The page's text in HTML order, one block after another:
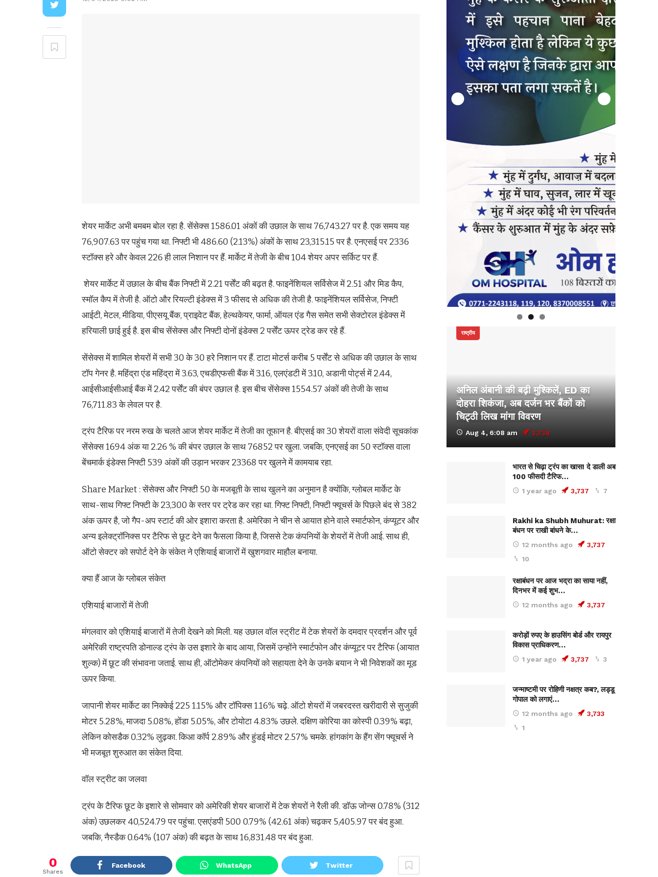
शेयर मार्केट अभी बमबम बोल रहा है. सेंसेक्स 1586.01 अंकों की उछाल के साथ 76,743.27 पर है. एक समय यह
76,907.63 पर पहुंच गया था. निफ्टी भी 486.60 (2.13%) अंकों के साथ 23,315.15 पर है. एनएसई पर 2336
स्टॉक्स हरे और केवल 226 ही लाल निशान पर हैं. मार्केट में तेजी के बीच 104 शेयर अपर सर्किट पर हैं.
शेयर मार्केट में उछाल के बीच बैंक निफ्टी में 2.21 पर्सेंट की बढ़त है. फाइनेंशियल सर्विसेज में 2.51 और मिड कैप,
स्मॉल कैप में तेजी है. ऑटो और रियल्टी इंडेक्स में 3 फीसद से अधिक की तेजी है. फाइनेंशियल सर्विसेज, निफ्टी
आईटी, मेटल, मीडिया, पीएसयू बैंक, प्राइवेट बैंक, हेल्थकेयर, फार्मा, ऑयल एंड गैस समेत सभी सेक्टोरल इंडेक्स में
हरियाली छाई हुई है. इस बीच सेंसेक्स और निफ्टी दोनों इंडेक्स 2 पर्सेंट ऊपर ट्रेड कर रहे हैं.
सेंसेक्स में शामिल शेयरों में सभी 30 के 30 हरे निशान पर हैं. टाटा मोटर्स करीब 5 पर्सेंट से अधिक की उछाल के साथ
टॉप गेनर है. महिंद्रा एंड महिंद्रा में 3.63, एचडीएफसी बैंक में 3.16, एलएंडटी में 3.10, अडानी पोर्ट्स में 2.44,
आईसीआईसीआई बैंक में 2.42 पर्सेंट की बंपर उछाल है. इस बीच सेंसेक्स 1554.57 अंकों की तेजी के साथ
76,711.83 के लेवल पर है.
ट्रंप टैरिफ पर नरम रुख के चलते आज शेयर मार्केट में तेजी का तूफान है. बीएसई का 30 शेयरों वाला संवेदी सूचकांक
सेंसेक्स 1694 अंक या 2.26 % की बंपर उछाल के साथ 76852 पर खुला. जबकि, एनएसई का 50 स्टॉक्स वाला
बेंचमार्क इंडेक्स निफ्टी 539 अंकों की उड़ान भरकर 23368 पर खुलने में कामयाब रहा.
Share Market : सेंसेक्स और निफ्टी 50 के मजबूती के साथ खुलने का अनुमान है क्योंकि, ग्लोबल मार्केट के
साथ-साथ गिफ्ट निफ्टी के 23,300 के स्तर पर ट्रेड कर रहा था. गिफ्ट निफ्टी, निफ्टी फ्यूचर्स के पिछले बंद से 382
अंक ऊपर है, जो गैप-अप स्टार्ट की ओर इशारा करता है. अमेरिका ने चीन से आयात होने वाले स्मार्टफोन, कंप्यूटर और
अन्य इलेक्ट्रॉनिक्स पर टैरिफ से छूट देने का फैसला किया है, जिससे टेक कंपनियों के शेयरों में तेजी आई. साथ ही,
ऑटो सेक्टर को सपोर्ट देने के संकेत ने एशियाई बाजारों में खुशगवार माहौल बनाया.
क्या हैं आज के ग्लोबल संकेत
एशियाई बाजारों में तेजी
मंगलवार को एशियाई बाजारों में तेजी देखने को मिली. यह उछाल वॉल स्ट्रीट में टेक शेयरों के दमदार प्रदर्शन और पूर्व
अमेरिकी राष्ट्रपति डोनाल्ड ट्रंप के उस इशारे के बाद आया, जिसमें उन्होंने स्मार्टफोन और कंप्यूटर पर टैरिफ (आयात
शुल्क) में छूट की संभावना जताई. साथ ही, ऑटोमेकर कंपनियों को सहायता देने के उनके बयान ने भी निवेशकों का मूड
ऊपर किया.
जापानी शेयर मार्केट का निक्केई 225 1.15% और टॉपिक्स 1.16% चढ़े. ऑटो शेयरों में जबरदस्त खरीदारी से सुजुकी
मोटर 5.28%, माजदा 5.08%, होंडा 5.05%, और टोयोटा 4.83% उछले. दक्षिण कोरिया का कोस्पी 0.39% बढ़ा,
लेकिन कोसडैक 0.32% लुढ़का. किआ कॉर्प 2.89% और हुंडई मोटर 2.57% चमके. हांगकांग के हैंग सेंग फ्यूचर्स ने
भी मजबूत शुरुआत का संकेत दिया.
वॉल स्ट्रीट का जलवा
ट्रंप के टैरिफ छूट के इशारे से सोमवार को अमेरिकी शेयर बाजारों में टेक शेयरों ने रैली की. डॉऊ जोन्स 0.78% (312
अंक) उछलकर 40,524.79 पर पहुंचा. एसएंडपी 500 0.79% (42.61 अंक) चढ़कर 5,405.97 पर बंद हुआ.
जबकि, नैस्डैक 0.64% (107 अंक) की बढ़त के साथ 16,831.48 पर बंद हुआ.
0
Shares
Facebook WhatsApp Twitter
राष्ट्रीय
अनिल अंबानी की बढ़ी मुश्किलें, ED का
दोहरा शिकंजा, अब दर्जन भर बैंकों को
चिट्ठी लिख मांगा विवरण
Aug 4, 6:08 am 3,738
भारत से चिढ़ा ट्रंप का खास! दे डाली अब
100 फीसदी टैरिफ…
1 year ago 3,737 7
Rakhi ka Shubh Muhurat: रक्षा
बंधन पर राखी बांधने के…
12 months ago
3,737
10
रक्षाबंधन पर आज भद्रा का साया नहीं,
दिनभर में कई शुभ…
12 months ago 3,737
करोड़ों रुपए के हाउसिंग बोर्ड और रायपुर
विकास प्राधिकरण…
1 year ago 3,737 3
जन्माष्टमी पर रोहिणी नक्षत्र कब?, लड्डू
गोपाल को लगाएं…
12 months ago
3,733
1